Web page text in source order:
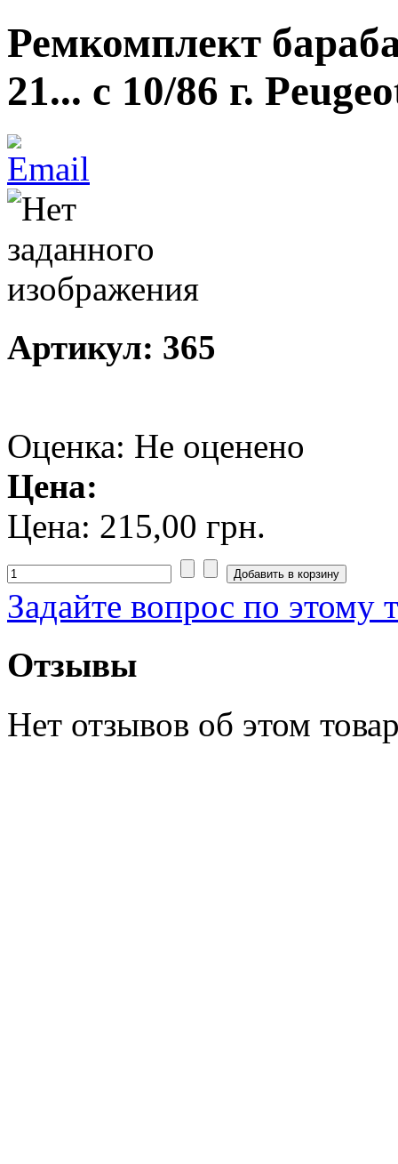
Ремкомплект
21... с 10/86 г.
Артикул: 365
Оценка: Не оценено
Цена:
Цена: 215,00 грн.
Задайте вопрос по этому
Отзывы
Нет отзывов об этом